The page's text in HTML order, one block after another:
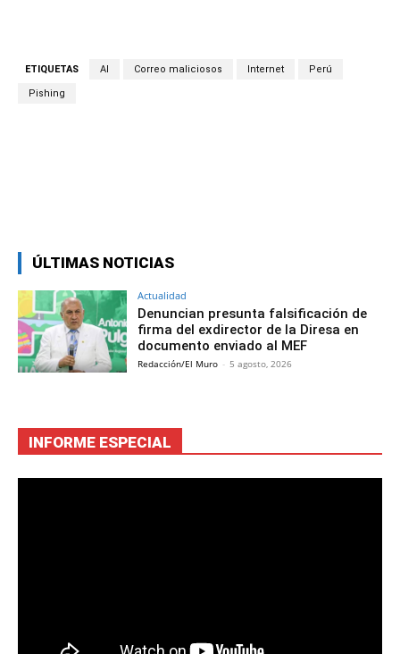
ETIQUETAS AI Correo maliciosos Internet Perú
Pishing
ÚLTIMAS NOTICIAS
Actualidad
Denuncian presunta falsificación de
firma del exdirector de la Diresa en
documento enviado al MEF
Redacción/El Muro - 5 agosto, 2026
INFORME ESPECIAL